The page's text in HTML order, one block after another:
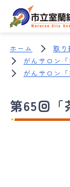
ホーム 取り
がんサロン「
がんサロン
第65回「